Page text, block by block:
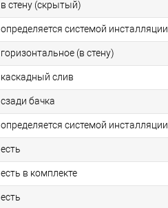
в стену (скрытый)
определяется системой инсталляции
горизонтальное (в стену)
каскадный слив
сзади бачка
определяется системой инсталляции
есть
есть в комплекте
есть